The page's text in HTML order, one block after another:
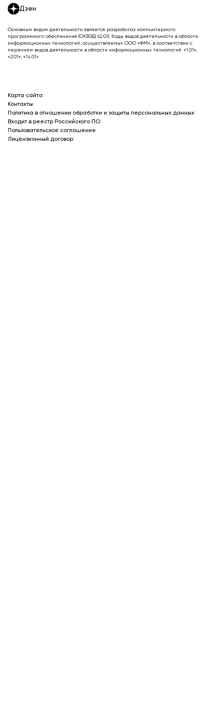
Дзен
Основным видом деятельности является разработка компьютерного
программного обеспечения (ОКВЭД 62.01). Коды видов деятельности в области
информационных технологий, осуществляемых ООО «ФМ», в соответствии с
перечнем видов деятельности в области информационных технологий: «1.01»;
«2.01»; «14.01»
Карта сайта
Контакты
Политика в отношении обработки и защиты персональных данных
Входит в реестр Российского ПО
Пользовательское соглашение
Лицензионный договор